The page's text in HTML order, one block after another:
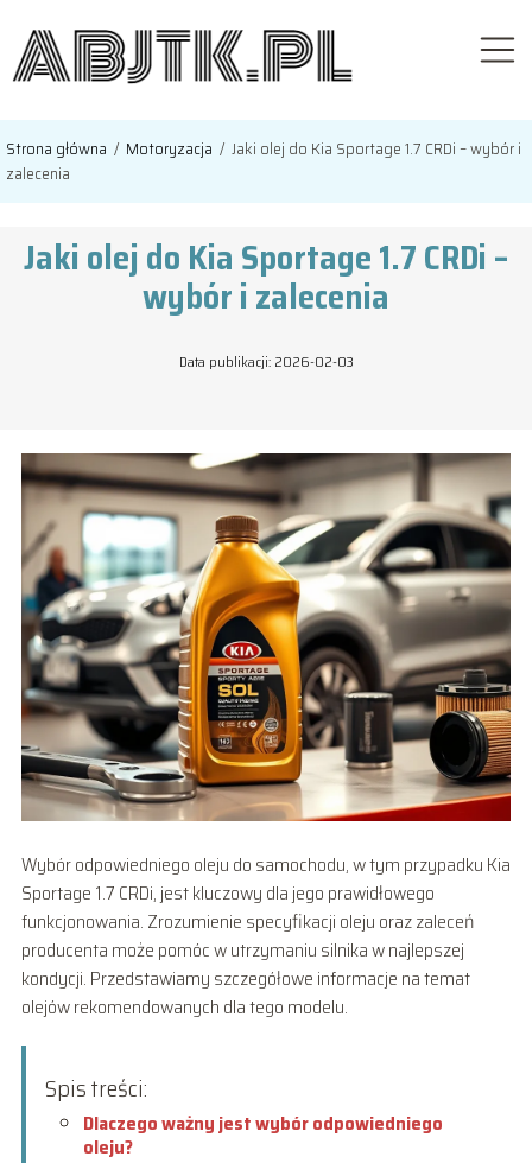
Strona główna / Motoryzacja / Jaki olej do Kia Sportage 1.7 CRDi – wybór i
zalecenia
Jaki olej do Kia Sportage 1.7 CRDi –
wybór i zalecenia
Data publikacji: 2026-02-03
Wybór odpowiedniego oleju do samochodu, w tym przypadku Kia
Sportage 1.7 CRDi, jest kluczowy dla jego prawidłowego
funkcjonowania. Zrozumienie specyfikacji oleju oraz zaleceń
producenta może pomóc w utrzymaniu silnika w najlepszej
kondycji. Przedstawiamy szczegółowe informacje na temat
olejów rekomendowanych dla tego modelu.
Spis treści:
Dlaczego ważny jest wybór odpowiedniego
oleju?